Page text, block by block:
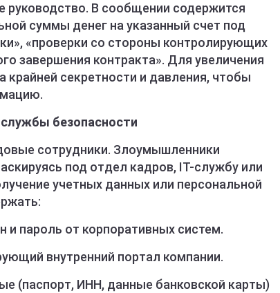
В сообщении содержится
суммы денег на указанный счет под
«проверки со стороны контролирующих
завершения контракта». Для увеличения
секретности и давления, чтобы
безопасности
сотрудники. Злоумышленники
под отдел кадров, IT-службу или
учетных данных или персональной
и пароль от корпоративных систем.
внутренний портал компании.
(паспорт, ИНН, данные банковской карты)